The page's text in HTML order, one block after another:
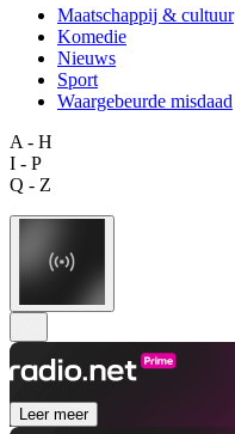
Maatschappij & cultuur
Komedie
Nieuws
Sport
Waargebeurde misdaad
A - H
I - P
Q - Z
Leer meer